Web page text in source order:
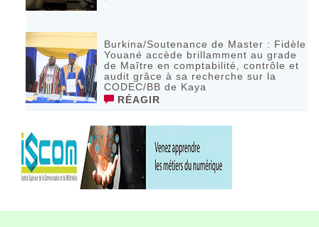
Burkina/Soutenance de Master : Fidèle
Youané accède brillamment au grade
de Maître en comptabilité, contrôle et
audit grâce à sa recherche sur la
CODEC/BB de Kaya
RÉAGIR